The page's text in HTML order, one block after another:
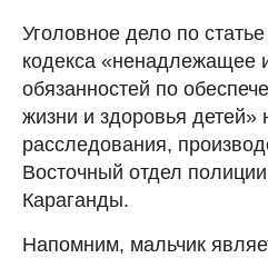
Уголовное дело по
кодекса «ненадлежащее
обязанностей по
жизни и здоровья детей»
расследования,
Восточный отдел
Караганды.
Напомним, мальчик